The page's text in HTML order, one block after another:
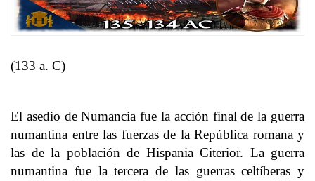
(133 a. C)
El asedio de Numancia fue la acción final de la guerra
numantina entre las fuerzas de la República romana y
las de la población de Hispania Citerior. La guerra
numantina fue la tercera de las guerras celtíberas y